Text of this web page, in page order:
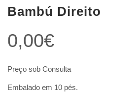
Bambú Direito
0,00€
Preço sob Consulta
Embalado em 10 pés.